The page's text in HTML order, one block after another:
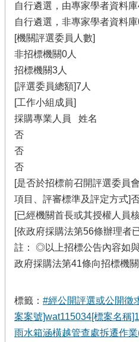
自行遴選，由專家學者資料庫
自行遴選，非專家學者資料庫
[機關評選委員人數]
非招標機關0人
招標機關3人
[評選委員總額]7人
[工作小組成員]
採購專業人員 姓名
否
否
否
[是否於招標前召開評選委員
項目、評審標準及評定方式]
[已經機關首長或其授權人員
[依政府採購法第56條辦理者
註： ◎以上招標公告內容如
政府採購法第41條向招標機關
標籤： #經公開評選或公開徵
案案號]wat115034[標案名稱
雨水箱涵橫越管查處拆遷作